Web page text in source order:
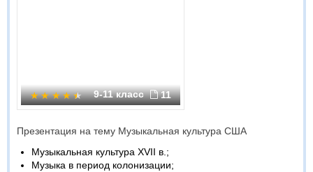
9-11 класс 11
Презентация на тему Музыкальная культура США
Музыкальная культура XVII в.;
Музыка в период колонизации;